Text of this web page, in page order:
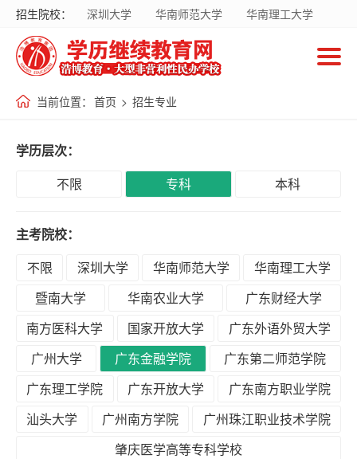
招生院校： 深圳大学 华南师范大学
华南理工大学
暨南大学
华南农业大学
广东财经大学
南方医科大学
国家开放大学
当前位置： 首页 > 招生专业
学历层次：
不限
专科 本科
主考院校：
不限
深圳大学 华南师范大学
华南理工大学
暨南大学
华南农业大学
广东财经大学
南方医科大学
国家开放大学
广东外语外贸大学
广州大学
广东金融学院
广东第二师范学院
广东理工学院
广东开放大学
广东南方职业学院
汕头大学
广州南方学院
广州珠江职业技术学院
肇庆医学高等专科学校